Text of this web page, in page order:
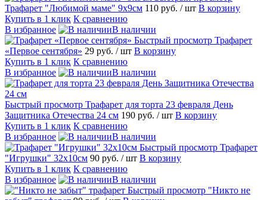
Трафарет "Любимой маме" 9x9см 110 руб. / шт В корзину
Купить в 1 клик К сравнению
В избранное
В наличии
Быстрый просмотр Трафарет
«Первое сентября» 29 руб. / шт В корзину
Купить в 1 клик К сравнению
В избранное
В наличии
Быстрый просмотр Трафарет для торта 23 февраля День
Защитника Отечества 24 см 190 руб. / шт В корзину
Купить в 1 клик К сравнению
В избранное
В наличии
Быстрый просмотр Трафарет
"Игрушки" 32х10см 90 руб. / шт В корзину
Купить в 1 клик К сравнению
В избранное
В наличии
Быстрый просмотр "Никто не